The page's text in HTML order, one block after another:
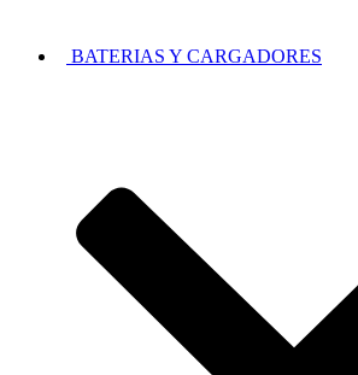
BATERIAS Y CARGADORES